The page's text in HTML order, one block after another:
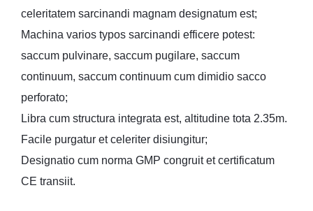
celeritatem sarcinandi magnam designatum est;
Machina varios typos sarcinandi efficere potest:
saccum pulvinare, saccum pugilare, saccum
continuum, saccum continuum cum dimidio sacco
perforato;
Libra cum structura integrata est, altitudine tota 2.35m.
Facile purgatur et celeriter disiungitur;
Designatio cum norma GMP congruit et certificatum
CE transiit.